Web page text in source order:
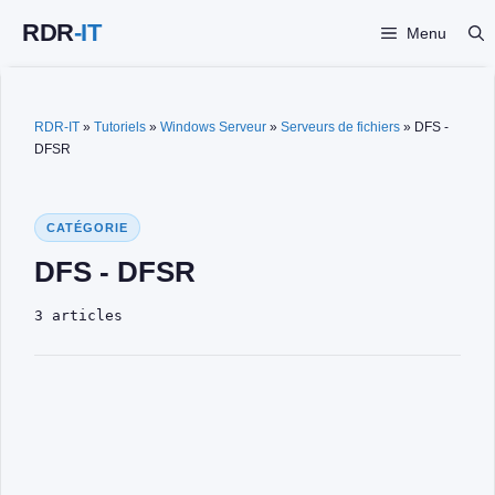
Menu
RDR-IT » Tutoriels » Windows Serveur » Serveurs de fichiers » DFS -
DFSR
CATÉGORIE
DFS - DFSR
3 articles